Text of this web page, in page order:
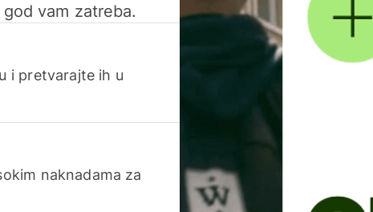
vam zatreba.
i pretvarajte ih u
naknadama za